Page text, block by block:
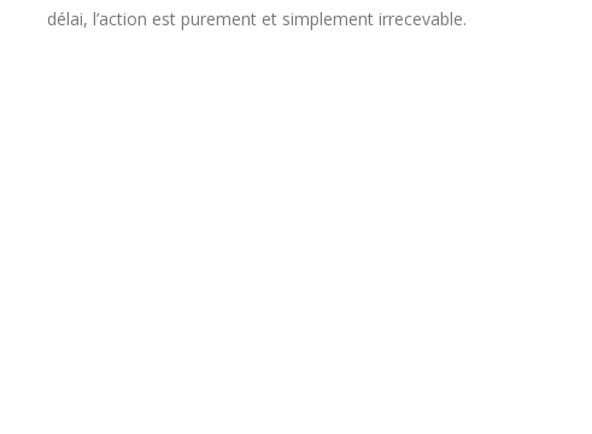
délai, l’action est purement et simplement irrecevable.